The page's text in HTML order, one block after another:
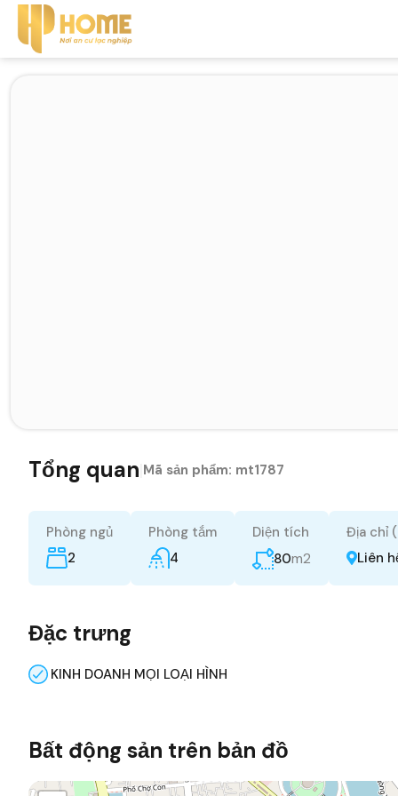
Tổng quan Mã sản phẩm: mt1787
Phòng ngủ
2
Phòng tắm
4
Diện tích
80m2
Địa chỉ
Liên
Đặc trưng
KINH DOANH MỌI LOẠI HÌNH
Bất động sản trên bản đồ